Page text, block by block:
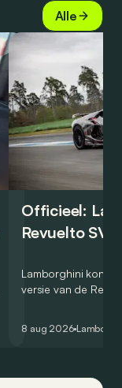
Alle
Officieel:
Revuelto SV
Lamborghini
versie van de
een record voor
8 aug 2026